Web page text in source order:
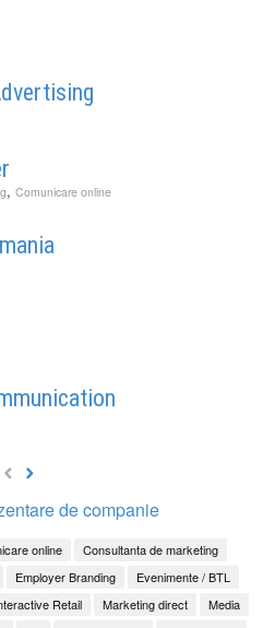
, Comunicare online
de companie
online
Consultanta de marketing
Employer Branding
Evenimente / BTL
Retail Marketing direct
Media